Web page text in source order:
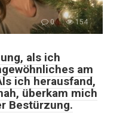
0 154
als ich
am
ich herausfand,
überkam mich
Bestürzung.